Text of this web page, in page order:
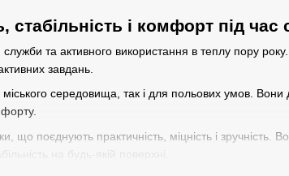
стабільність і комфорт під
та активного використання в теплу пору
завдань.
міського середовища, так і для польових умов.
що поєднують практичність, міцність і зручність.
на будь-якій поверхні.